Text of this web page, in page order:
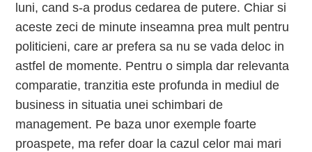
luni, cand s-a produs cedarea de putere. Chiar si
aceste zeci de minute inseamna prea mult pentru
politicieni, care ar prefera sa nu se vada deloc in
astfel de momente. Pentru o simpla dar relevanta
comparatie, tranzitia este profunda in mediul de
business in situatia unei schimbari de
management. Pe baza unor exemple foarte
proaspete, ma refer doar la cazul celor mai mari